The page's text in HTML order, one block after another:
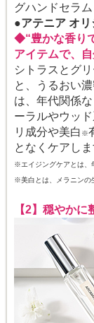
グハンドセラム
●アテニア オリ
◆“豊かな香り
アイテムで、
シトラスとグ
と、うるおい
は、年代関係
ーラルやウッ
リ成分や美白 ※
となくケアしま
※エイジングケアとは、
※美白とは、メラニンの
【2】穏やか